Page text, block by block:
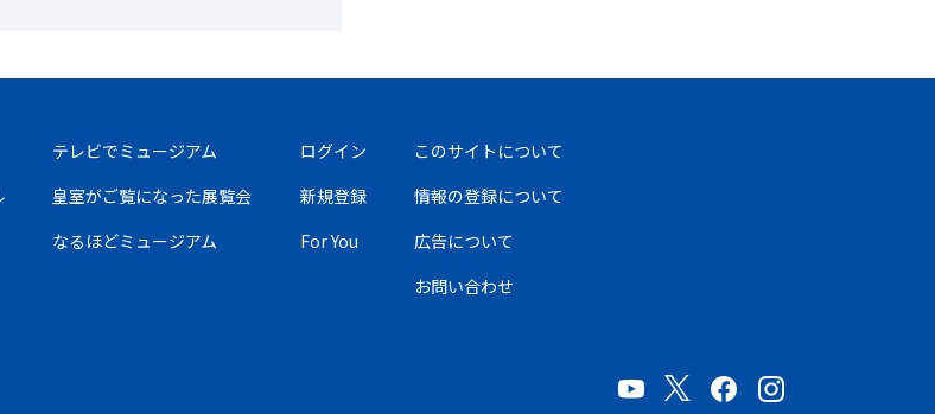
テレビでミュージアム
皇室がご覧になった展覧会
なるほどミュージアム
ログイン
新規登録
For You
このサイトについて
情報の登録について
広告について
お問い合わせ